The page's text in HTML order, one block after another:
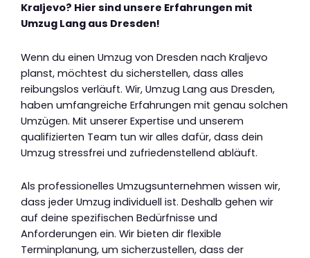
Kraljevo? Hier sind unsere Erfahrungen mit
Umzug Lang aus Dresden!
Wenn du einen Umzug von Dresden nach Kraljevo
planst, möchtest du sicherstellen, dass alles
reibungslos verläuft. Wir, Umzug Lang aus Dresden,
haben umfangreiche Erfahrungen mit genau solchen
Umzügen. Mit unserer Expertise und unserem
qualifizierten Team tun wir alles dafür, dass dein
Umzug stressfrei und zufriedenstellend abläuft.
Als professionelles Umzugsunternehmen wissen wir,
dass jeder Umzug individuell ist. Deshalb gehen wir
auf deine spezifischen Bedürfnisse und
Anforderungen ein. Wir bieten dir flexible
Terminplanung, um sicherzustellen, dass der